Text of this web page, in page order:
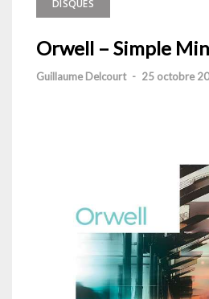
DISQUES
Orwell – Simple
Guillaume Delcourt - 25 octobre